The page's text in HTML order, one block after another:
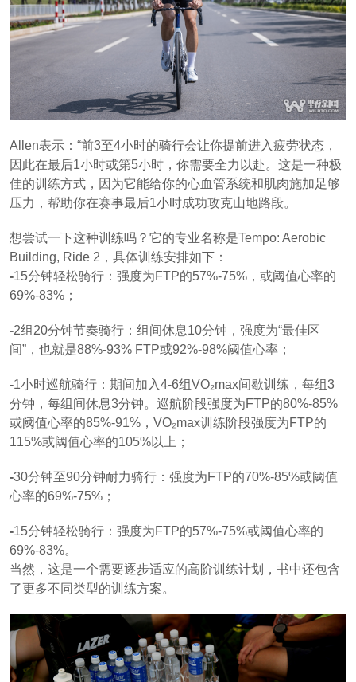
Allen表示：“前3至4小时的骑行会让你提前进入疲劳状态，
因此在最后1小时或第5小时，你需要全力以赴。这是一种极
佳的训练方式，因为它能给你的心血管系统和肌肉施加足够
压力，帮助你在赛事最后1小时成功攻克山地路段。
想尝试一下这种训练吗？它的专业名称是Tempo: Aerobic
Building, Ride 2，具体训练安排如下：
-15分钟轻松骑行：强度为FTP的57%-75%，或阈值心率的
69%-83%；
-2组20分钟节奏骑行：组间休息10分钟，强度为“最佳区
间”，也就是88%-93% FTP或92%-98%阈值心率；
-1小时巡航骑行：期间加入4-6组VO₂max间歇训练，每组3
分钟，每组间休息3分钟。巡航阶段强度为FTP的80%-85%
或阈值心率的85%-91%，VO₂max训练阶段强度为FTP的
115%或阈值心率的105%以上；
-30分钟至90分钟耐力骑行：强度为FTP的70%-85%或阈值
心率的69%-75%；
-15分钟轻松骑行：强度为FTP的57%-75%或阈值心率的
69%-83%。
当然，这是一个需要逐步适应的高阶训练计划，书中还包含
了更多不同类型的训练方案。